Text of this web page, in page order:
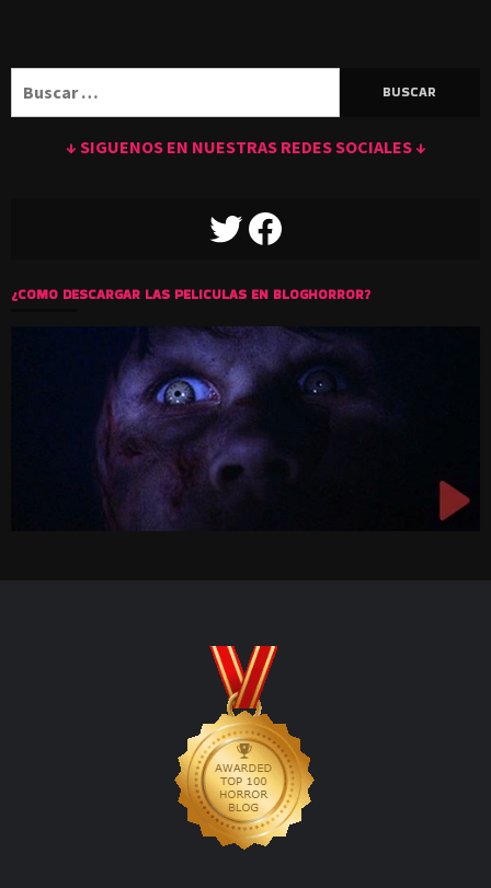
↓ SIGUENOS EN NUESTRAS REDES SOCIALES ↓
TWITTERFACEBOOK
¿COMO DESCARGAR LAS PELICULAS EN BLOGHORROR?